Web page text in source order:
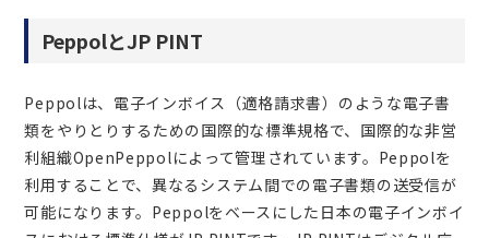
PeppolとJP PINT
Peppolは、電子インボイス（適格請求書）のような電子書
類をやりとりするための国際的な標準規格で、国際的な非営
利組織OpenPeppolによって管理されています。Peppolを
利用することで、異なるシステム間での電子書類の送受信が
可能になります。Peppolをベースにした日本の電子インボイ